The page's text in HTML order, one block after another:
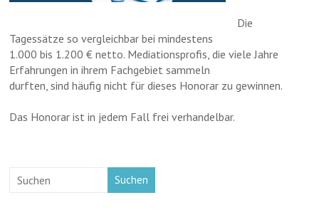
Die
Tagessätze so vergleichbar bei mindestens
1.000 bis 1.200 € netto. Mediationsprofis, die viele Jahre
Erfahrungen in ihrem Fachgebiet sammeln
durften, sind häufig nicht für dieses Honorar zu gewinnen.
Das Honorar ist in jedem Fall frei verhandelbar.
Suchen